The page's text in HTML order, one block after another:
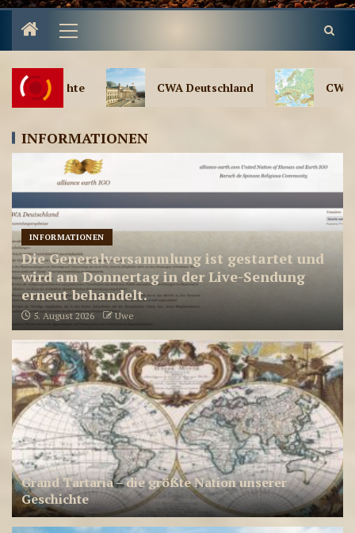
CWA Deutschland CWA Europa –
INFORMATIONEN
INFORMATIONEN
Die Generalversammlung ist gestartet und
wird am Donnertag in der Live-Sendung
erneut behandelt.
5. August 2026 Uwe
Grand Tartaria – die größte Nation unserer
Geschichte